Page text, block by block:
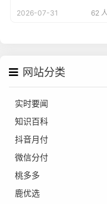
2026-07-31 62
网站分类
实时要闻
知识百科
抖音月付
微信分付
桃多多
鹿优选